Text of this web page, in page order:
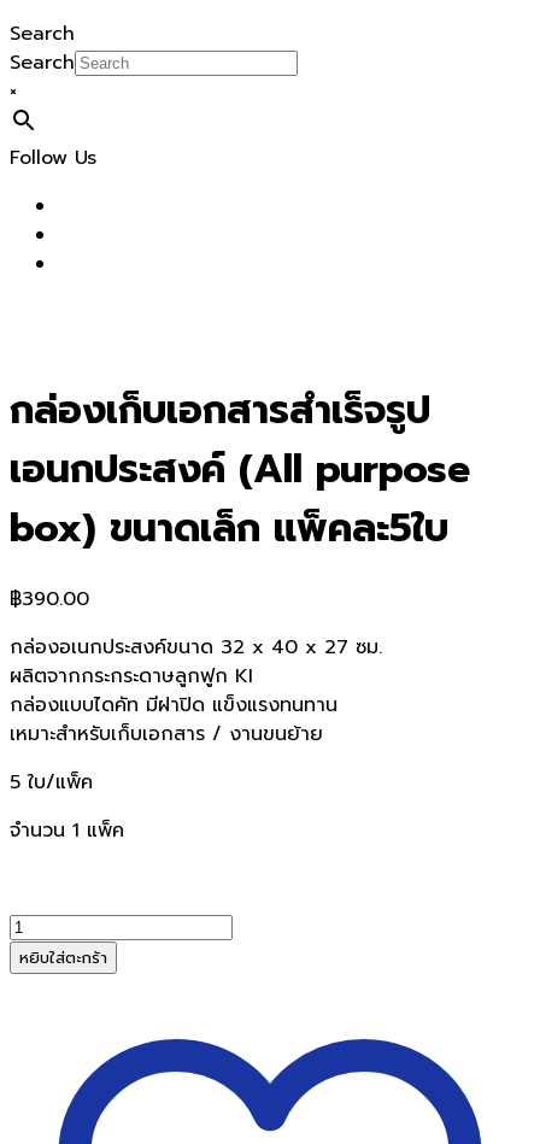
Search
Search
×
Follow Us
กล่องเก็บเอกสารสำเร็จรูป
เอนกประสงค์ (All purpose
box) ขนาดเล็ก แพ็คละ5ใบ
฿390.00
กล่องอเนกประสงค์ขนาด 32 x 40 x 27 ซม.
ผลิตจากกระกระดาษลูกฟูก KI
กล่องแบบไดคัท มีฝาปิด แข็งแรงทนทาน
เหมาะสำหรับเก็บเอกสาร / งานขนย้าย
5 ใบ/แพ็ค
จำนวน 1 แพ็ค
จำนวน
กล่อง
เก็บ
เอนกประสงค์
purpose
หยิบใส่ตะกร้า